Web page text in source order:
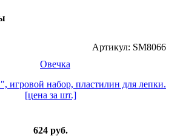
Артикул: SM8066
игровой набор, пластилин для лепки.
[цена за шт.]
624 руб.